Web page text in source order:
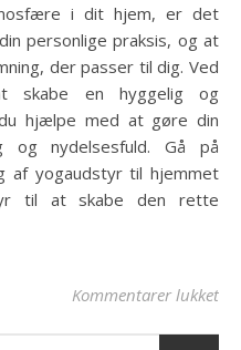
i dit hjem, er det
personlige praksis, og at
der passer til dig. Ved
skabe en hyggelig og
hjælpe med at gøre din
og nydelsesfuld. Gå på
af yogaudstyr til hjemmet
til at skabe den rette
Kommentarer lukkettil